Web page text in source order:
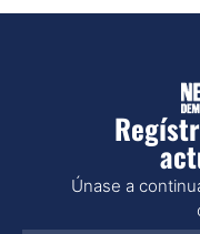
Únase a